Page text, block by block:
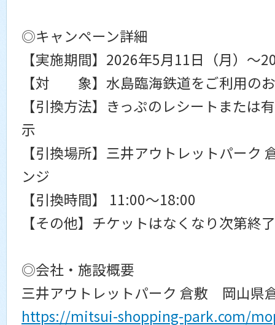
◎キャンペーン詳細
【実施期間】2026年5月11日（月）～
【対 象】水島臨海鉄道をご利用の
【引換方法】きっぷのレシートまたは
示
【引換場所】三井アウトレットパーク
ンジ
【引換時間】 11:00〜18:00
【その他】チケットはなくなり次第終了
◎会社・施設概要
三井アウトレットパーク 倉敷 岡山県
https://mitsui-shopping-park.com/